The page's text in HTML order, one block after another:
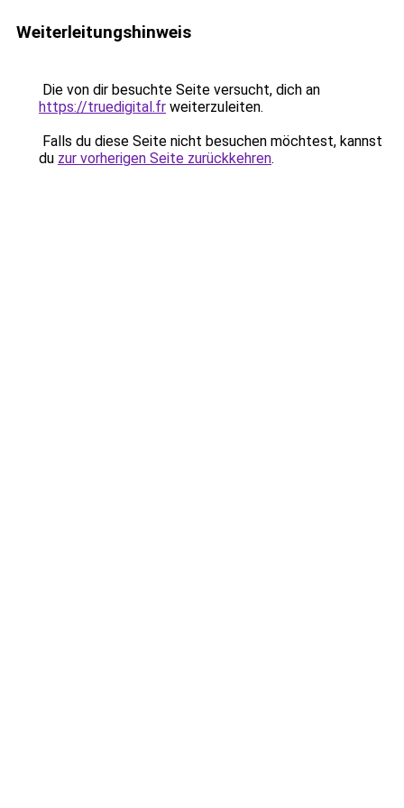
Weiterleitungshinweis
Die von dir besuchte Seite versucht, dich an
https://truedigital.fr weiterzuleiten.
Falls du diese Seite nicht besuchen möchtest, kannst
du zur vorherigen Seite zurückkehren.